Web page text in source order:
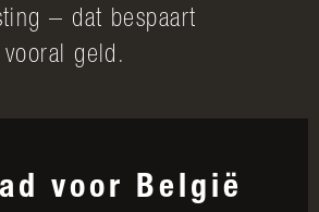
– dat bespaart
geld.
voor België